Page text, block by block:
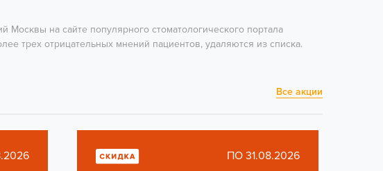
Москвы на сайте популярного стоматологического портала
трех отрицательных мнений пациентов, удаляются из списка.
Все акции
ПО 31.08.2026